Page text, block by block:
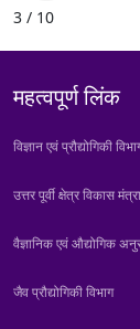
3 / 10
महत्वपूर्ण लिंक
विज्ञान एवं प्रौद्योगिकी
उत्तर पूर्वी क्षेत्र विकास
वैज्ञानिक एवं औद्योगिक
जैव प्रौद्योगिकी विभाग